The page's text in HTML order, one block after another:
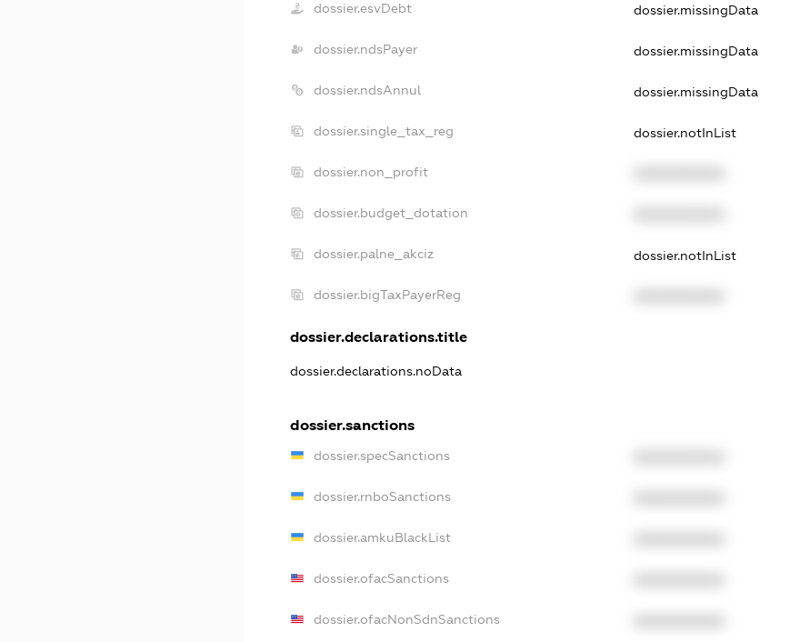
dossier.esvDebt dossier.missingData
dossier.ndsPayer dossier.missingData
dossier.ndsAnnul dossier.missingData
dossier.single_tax_reg dossier.notInList
dossier.non_profit
dossier.budget_dotation
dossier.palne_akciz dossier.notInList
dossier.bigTaxPayerReg
dossier.declarations.title
dossier.declarations.noData
dossier.sanctions
dossier.specSanctions
dossier.rnboSanctions
dossier.amkuBlackList
dossier.ofacSanctions
dossier.ofacNonSdnSanctions